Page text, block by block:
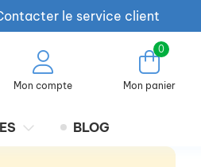
le service client
Mon compte
0
Mon panier
BLOG